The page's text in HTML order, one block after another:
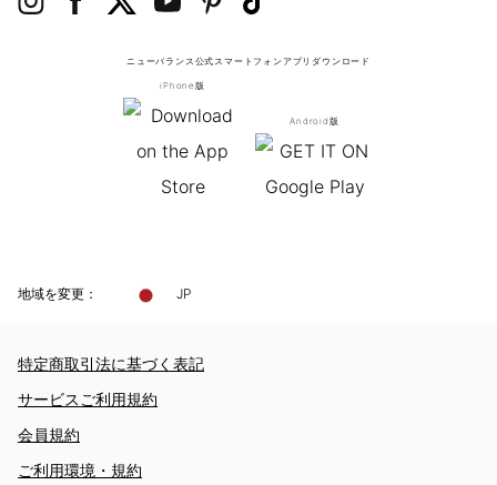
ニューバランス公式スマートフォンアプリ ダウンロード
iPhone版
Android版
地域を変更： JP
特定商取引法に基づく表記
サービスご利用規約
会員規約
ご利用環境・規約